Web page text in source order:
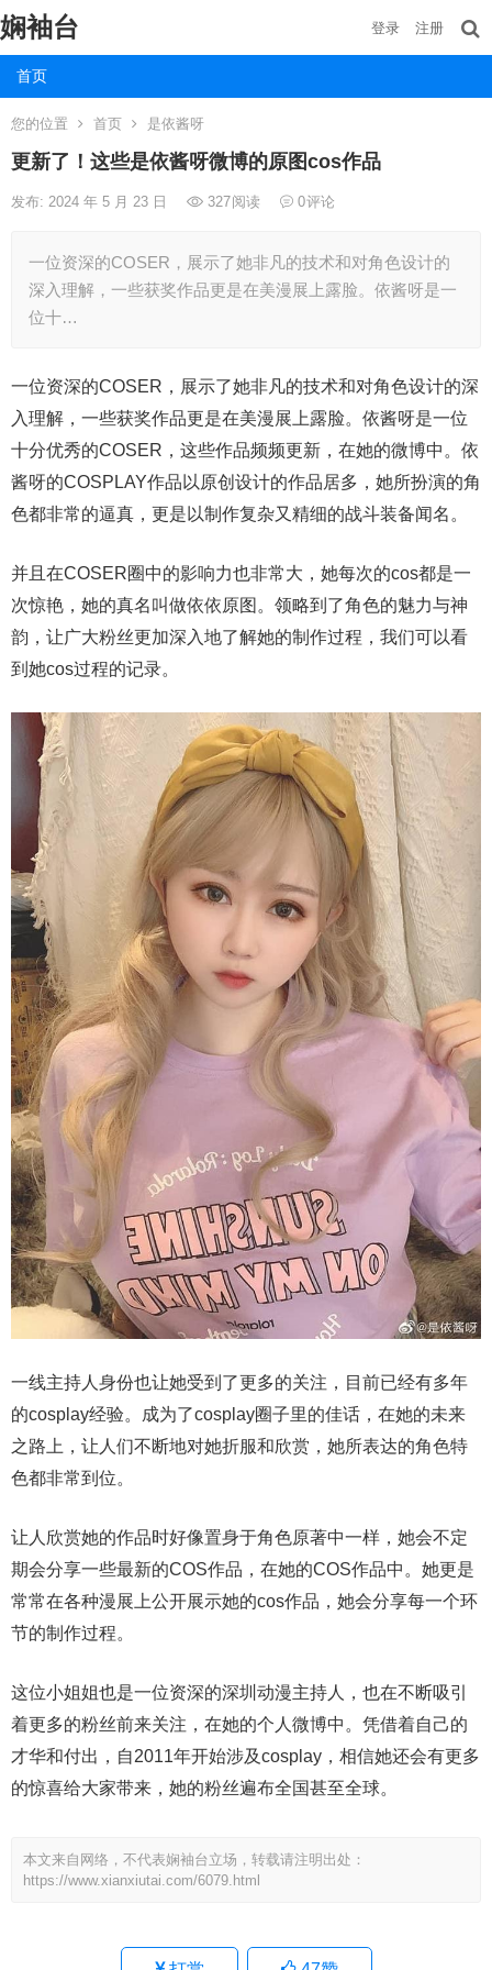
娴袖台
首页
登录 注册
您的位置 首页 是依酱呀
更新了！这些是依酱呀微博的原图cos作品
发布: 2024 年 5 月 23 日 327阅读 0评论
一位资深的COSER，展示了她非凡的技术和对角色设计的
深入理解，一些获奖作品更是在美漫展上露脸。依酱呀是一
位十…
一位资深的COSER，展示了她非凡的技术和对角色设计的深
入理解，一些获奖作品更是在美漫展上露脸。依酱呀是一位
十分优秀的COSER，这些作品频频更新，在她的微博中。依
酱呀的COSPLAY作品以原创设计的作品居多，她所扮演的角
色都非常的逼真，更是以制作复杂又精细的战斗装备闻名。
并且在COSER圈中的影响力也非常大，她每次的cos都是一
次惊艳，她的真名叫做依依原图。领略到了角色的魅力与神
韵，让广大粉丝更加深入地了解她的制作过程，我们可以看
到她cos过程的记录。
一线主持人身份也让她受到了更多的关注，目前已经有多年
的cosplay经验。成为了cosplay圈子里的佳话，在她的未来
之路上，让人们不断地对她折服和欣赏，她所表达的角色特
色都非常到位。
让人欣赏她的作品时好像置身于角色原著中一样，她会不定
期会分享一些最新的COS作品，在她的COS作品中。她更是
常常在各种漫展上公开展示她的cos作品，她会分享每一个环
节的制作过程。
这位小姐姐也是一位资深的深圳动漫主持人，也在不断吸引
着更多的粉丝前来关注，在她的个人微博中。凭借着自己的
才华和付出，自2011年开始涉及cosplay，相信她还会有更多
的惊喜给大家带来，她的粉丝遍布全国甚至全球。
本文来自网络，不代表娴袖台立场，转载请注明出处：
https://www.xianxiutai.com/6079.html